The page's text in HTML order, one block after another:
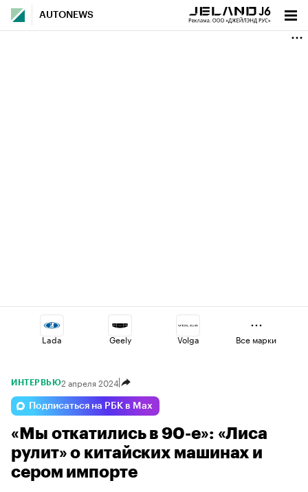
AUTONEWS
Lada Geely Volga
Changan Jaecoo
Esteo Voyah Haval
Все марки
ИНТЕРВЬЮ2 апреля 2024
Подписаться на РБК в Max
«Мы откатились в 90-е»: «Лиса
рулит» о китайских машинах и
сером импорте